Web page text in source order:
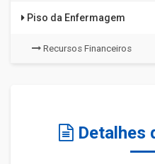
Piso da Enfermagem
Recursos Financeiros
Detalhes